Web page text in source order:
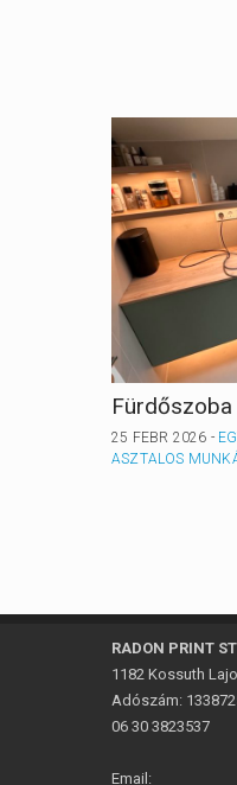
25 FEBR 2026 -
ASZTALOS
RADON PRINT
1182 Kossuth
Adószám:
06 30 3823537
Email: